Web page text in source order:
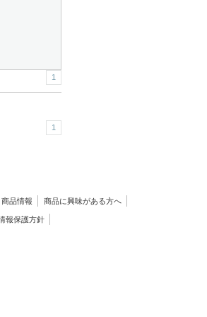
1
1
商品情報 商品に興味がある方へ
報保護方針